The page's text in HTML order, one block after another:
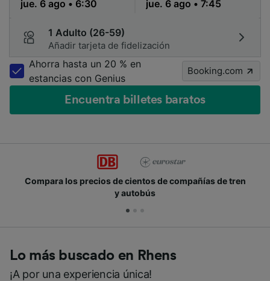
1 Adulto (26-59)
Añadir tarjeta de fidelización
Ahorra hasta un 20 % en
estancias con Genius
Booking.com
Encuentra billetes baratos
Compara los precios de cientos de compañías de tren
y autobús
Lo más buscado en Rhens
¡A por una experiencia única!